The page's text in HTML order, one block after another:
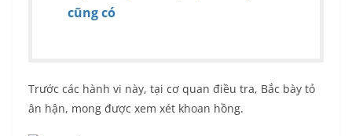
cũng có
Trước các hành vi này, tại cơ quan điều tra, Bắc bày tỏ
ân hận, mong được xem xét khoan hồng.